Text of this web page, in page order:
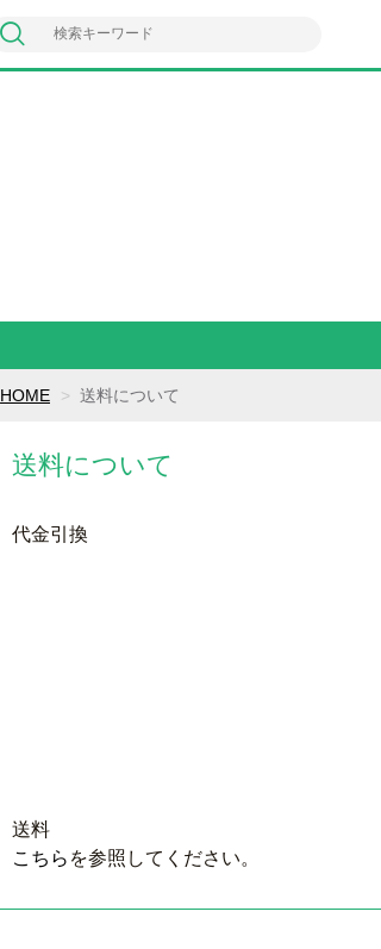
HOME 送料について
送料について
代金引換
送料
こちら を参照してください。